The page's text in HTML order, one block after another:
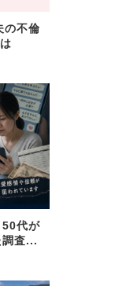
の不倫
50代が
調査...